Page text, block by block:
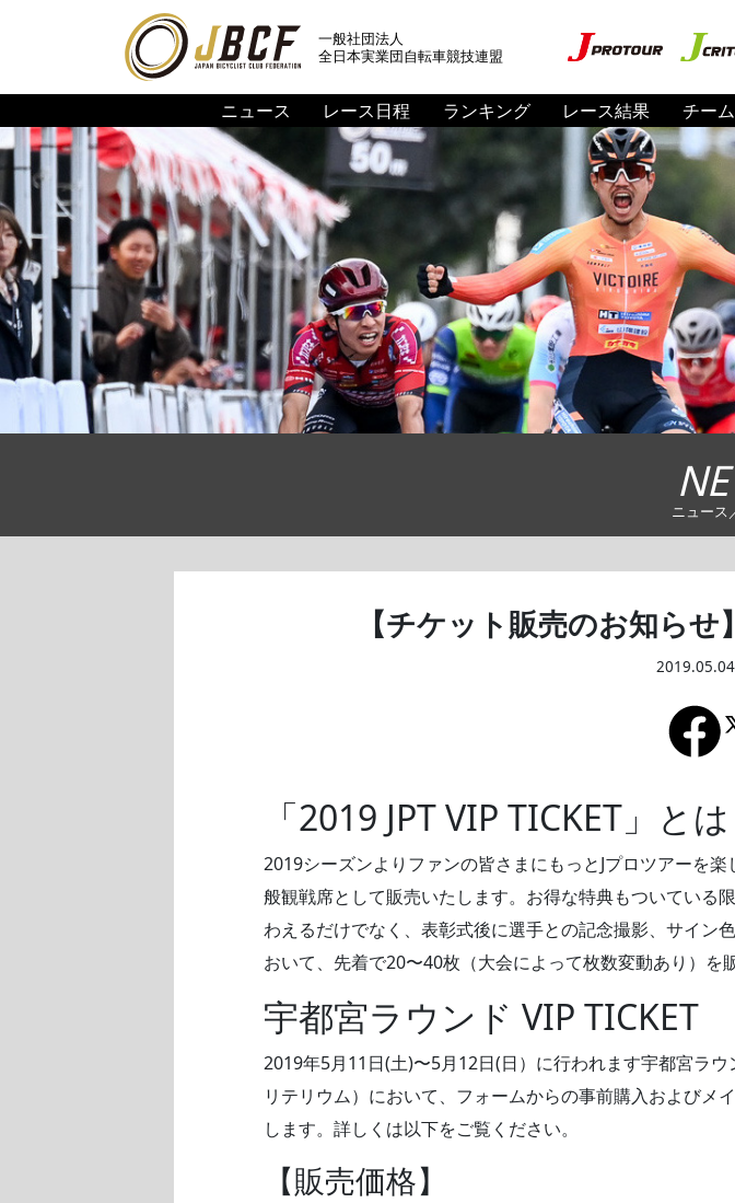
一般社団法人
全日本実業団自転車競技連盟
ニュース レース日程 ランキング レース結果 チー
ニュース
【チケット販売のお知ら
2019.05.04
「2019 JPT VIP TICKET」とは
2019シーズンよりファンの皆さまにもっとJプロツアーを
般観戦席として販売いたします。お得な特典もついている
わえるだけでなく、表彰式後に選手との記念撮影、サイン
おいて、先着で20〜40枚（大会によって枚数変動あり）を
宇都宮ラウンド VIP TICKET
2019年5月11日(土)〜5月12日(日）に行われます宇都宮ラウ
リテリウム）において、フォームからの事前購入およびメ
します。詳しくは以下をご覧ください。
【販売価格】